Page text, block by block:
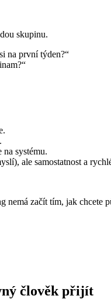
skupinu.
na první týden?“
systému.
ale samostatnost a
nemá začít tím, jak chcete
člověk přijít